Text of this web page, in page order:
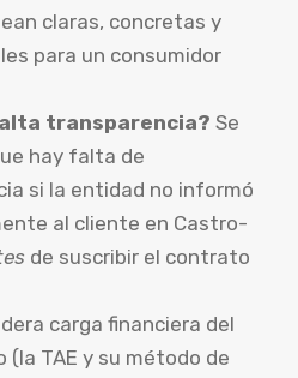
claras, concretas y
para un consumidor
transparencia? Se
hay falta de
si la entidad no informó
al cliente en Castro-
de suscribir el contrato
carga financiera del
(la TAE y su método de